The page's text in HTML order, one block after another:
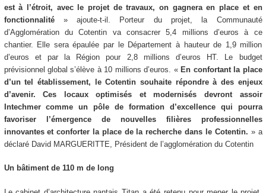
est à l’étroit, avec le projet de travaux, on gagnera en place et en
fonctionnalité» ajoute-t-il. Porteur du projet, la Communauté
d’Agglomération du Cotentin va consacrer 5,4 millions d’euros à ce
chantier. Elle sera épaulée par le Département à hauteur de 1,9 million
d’euros et par la Région pour 2,8 millions d’euros HT. Le budget
prévisionnel global s’élève à 10 millions d’euros. «En confortant la place
d’un tel établissement, le Cotentin souhaite répondre à des enjeux
d’avenir. Ces locaux optimisés et modernisés devront assoir
Intechmer comme un pôle de formation d’excellence qui pourra
favoriser l’émergence de nouvelles filières professionnelles
innovantes et conforter la place de la recherche dans le Cotentin. » a
déclaré David MARGUERITTE, Président de l’agglomération du Cotentin
Un bâtiment de 110 m de long